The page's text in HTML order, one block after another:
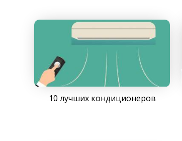
10 лучших кондиционеров